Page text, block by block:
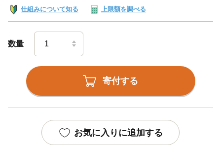
仕組みについて知る 上限額を調べる
数量
寄付する
お気に入りに追加する